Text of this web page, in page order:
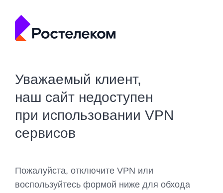
Уважаемый клиент,
наш сайт недоступен
при использовании VPN
сервисов
Пожалуйста, отключите VPN или
воспользуйтесь формой ниже для обхода